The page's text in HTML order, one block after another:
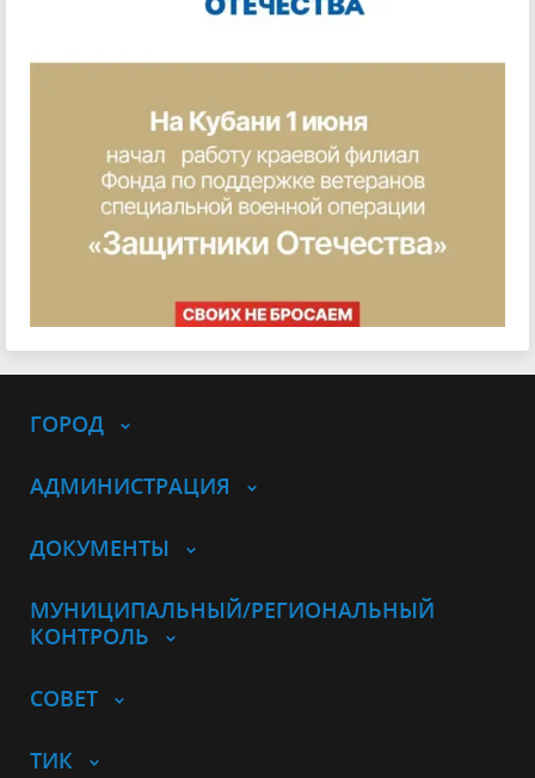
ГОРОД
АДМИНИСТРАЦИЯ
ДОКУМЕНТЫ
МУНИЦИПАЛЬНЫЙ/РЕГИОНАЛЬНЫЙ
КОНТРОЛЬ
СОВЕТ
ТИК